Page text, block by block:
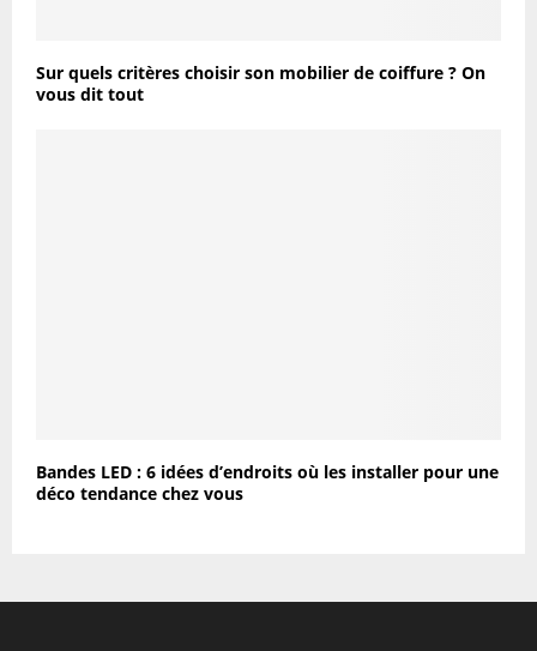
Sur quels critères choisir son mobilier de coiffure ? On
vous dit tout
Bandes LED : 6 idées d’endroits où les installer pour une
déco tendance chez vous